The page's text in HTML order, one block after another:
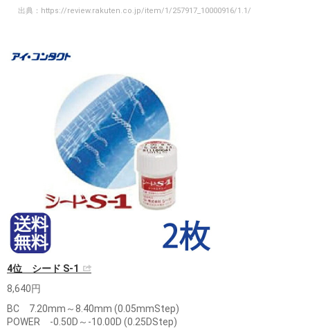
出典： https://review.rakuten.co.jp/item/1/257917_10000916/1.1/
4位 シード S-1
8,640円
BC 7.20mm～8.40mm (0.05mmStep)
POWER -0.50D～-10.00D (0.25DStep)